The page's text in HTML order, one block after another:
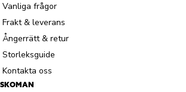
Vanliga frågor
Frakt & leverans
Ångerrätt & retur
Storleksguide
Kontakta oss
SKOMAN